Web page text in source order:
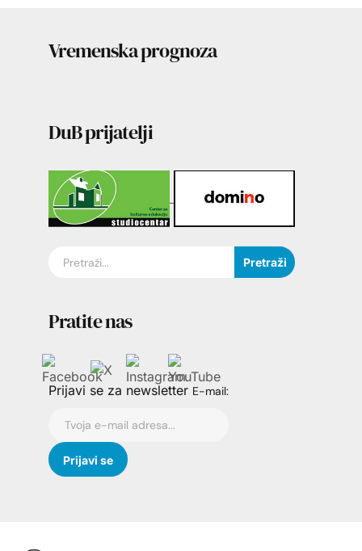
Vremenska prognoza
DuB prijatelji
Pretraži
Pratite nas
Prijavi se za newsletter E-mail: